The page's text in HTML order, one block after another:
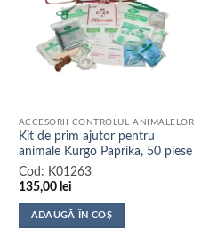
ACCESORII CONTROLUL ANIMALELOR
Kit de prim ajutor pentru
animale Kurgo Paprika, 50 piese
Cod: K01263
135,00 lei
ADAUGĂ ÎN COȘ